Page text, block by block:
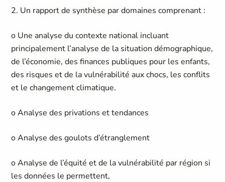
2. Un rapport de synthèse par domaines comprenant :
o Une analyse du contexte national incluant
principalement l’analyse de la situation démographique,
de l’économie, des finances publiques pour les enfants,
des risques et de la vulnérabilité aux chocs, les conflits
et le changement climatique.
o Analyse des privations et tendances
o Analyse des goulots d’étranglement
o Analyse de l’équité et de la vulnérabilité par région si
les données le permettent,